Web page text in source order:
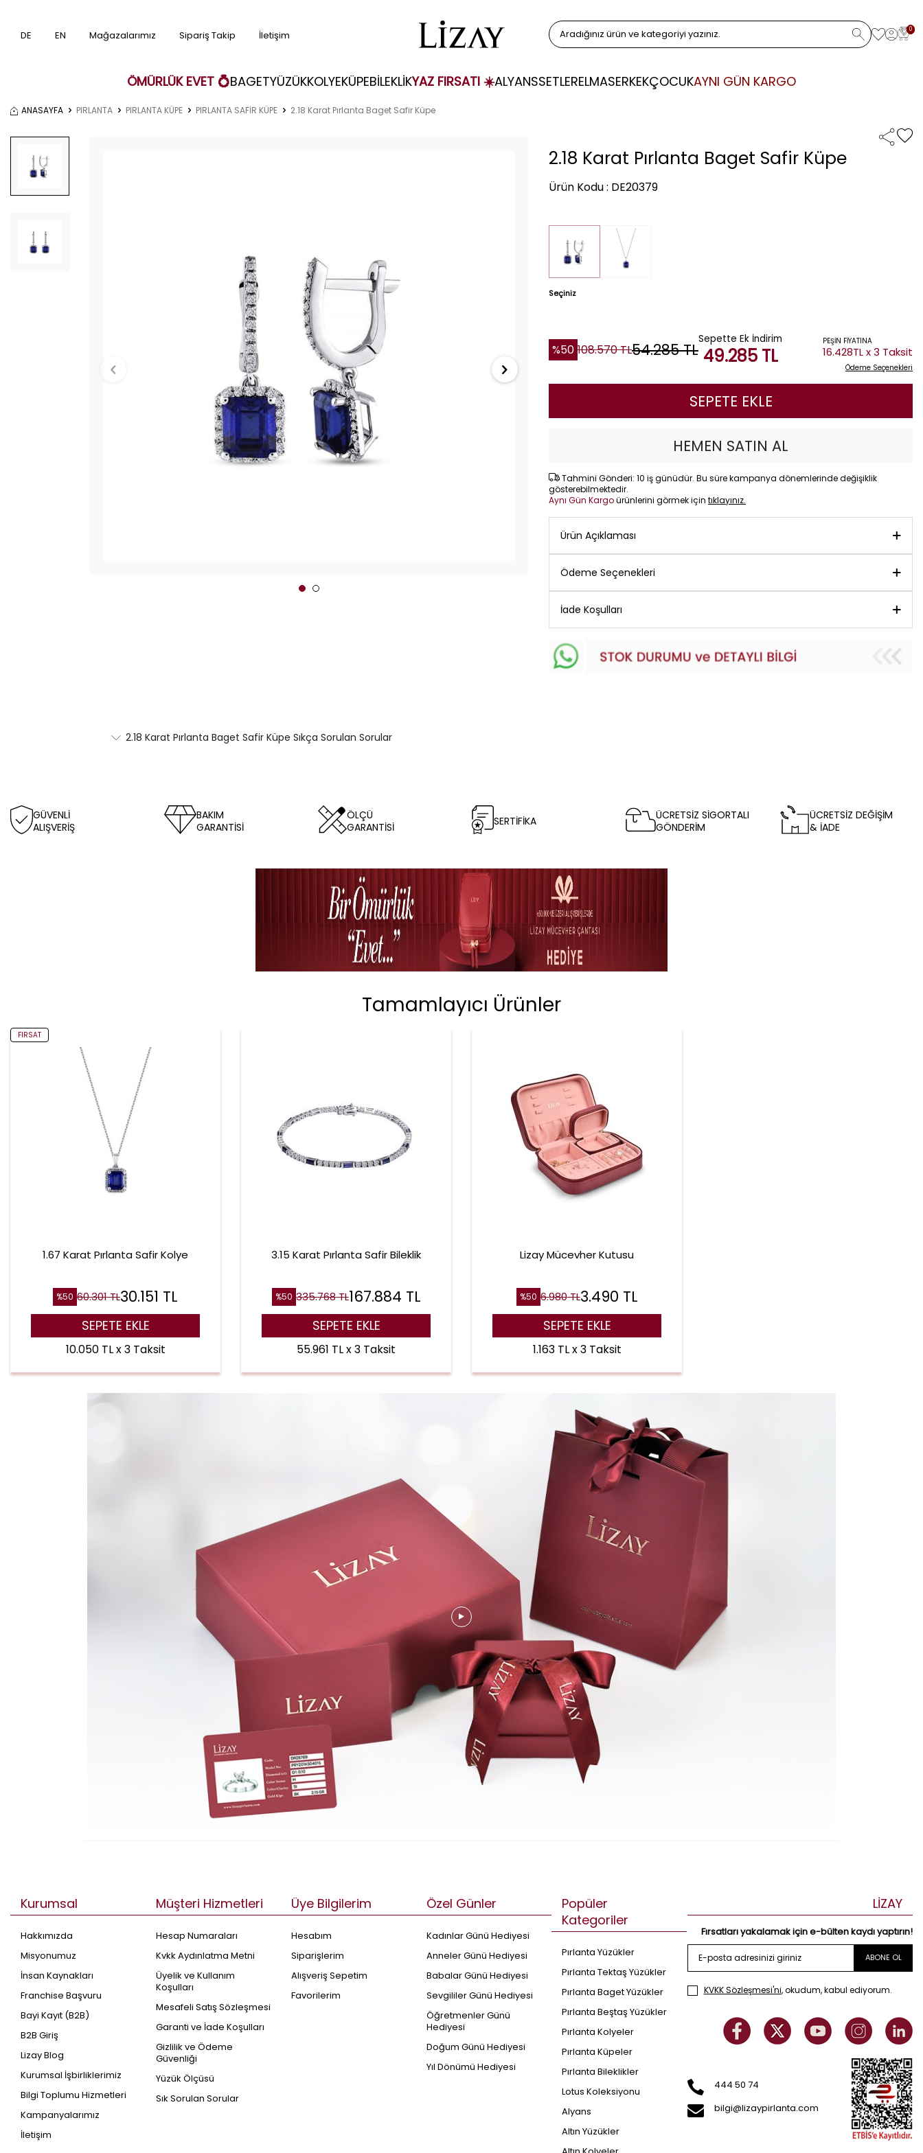
DE EN Mağazalarımız Sipariş Takip İletişim 0
ÖMÜRLÜK EVET 💍BAGETYÜZÜKKOLYEKÜPEBİLEKLİKYAZ FIRSATI ☀️ALYANSSETLERELMASERKEKÇOCUKAYNI GÜN KARGO
ANASAYFA PIRLANTA PIRLANTA KÜPE PIRLANTA SAFİR KÜPE 2.18 Karat Pırlanta Baget Safir Küpe
2.18 Karat Pırlanta Baget Safir Küpe
Ürün Kodu : DE20379
Seçiniz
%50 108.570TL54.285TL
Sepette Ek İndirim
49.285TL
PEŞİN FİYATINA
16.428TL x 3 Taksit
Ödeme Seçenekleri
SEPETE EKLE
HEMEN SATIN AL
Tahmini Gönderi: 10 iş günüdür. Bu süre kampanya dönemlerinde değişiklik
gösterebilmektedir.
Aynı Gün Kargoürünlerini görmek için tıklayınız.
Ürün Açıklaması
Ödeme Seçenekleri
İade Koşulları
2.18 Karat Pırlanta Baget Safir Küpe Sıkça Sorulan Sorular
GÜVENLİ
ALIŞVERİŞ
BAKIM
GARANTİSİ
ÖLÇÜ
GARANTİSİ
SERTİFİKA
ÜCRETSİZ SİGORTALI
GÖNDERİM
ÜCRETSİZ DEĞİŞİM
& İADE
Tamamlayıcı Ürünler
FIRSAT
1.67 Karat Pırlanta Safir Kolye
%50 60.301TL30.151 TL
SEPETE EKLE
10.050 TL x 3 Taksit
3.15 Karat Pırlanta Safir Bileklik
%50 335.768TL167.884 TL
SEPETE EKLE
55.961 TL x 3 Taksit
Lizay Mücevher Kutusu
%50 6.980TL3.490 TL
SEPETE EKLE
1.163 TL x 3 Taksit
Kurumsal
Hakkımızda
Misyonumuz
İnsan Kaynakları
Franchise Başvuru
Bayi Kayıt (B2B)
B2B Giriş
Lizay Blog
Kurumsal İşbirliklerimiz
Bilgi Toplumu Hizmetleri
Kampanyalarımız
İletişim
Müşteri Hizmetleri
Hesap Numaraları
Kvkk Aydınlatma Metni
Üyelik ve Kullanım
Koşulları
Mesafeli Satış Sözleşmesi
Garanti ve İade Koşulları
Gizlilik ve Ödeme
Güvenliği
Yüzük Ölçüsü
Sık Sorulan Sorular
Üye Bilgilerim
Hesabım
Siparişlerim
Alışveriş Sepetim
Favorilerim
Özel Günler
Kadınlar Günü Hediyesi
Anneler Günü Hediyesi
Babalar Günü Hediyesi
Sevgililer Günü Hediyesi
Öğretmenler Günü
Hediyesi
Doğum Günü Hediyesi
Yıl Dönümü Hediyesi
Popüler
Kategoriler
Pırlanta Yüzükler
Pırlanta Tektaş Yüzükler
Pırlanta Baget Yüzükler
Pırlanta Beştaş Yüzükler
Pırlanta Kolyeler
Pırlanta Küpeler
Pırlanta Bileklikler
Lotus Koleksiyonu
Alyans
Altın Yüzükler
LİZAY
Fırsatları yakalamak için e-bülten kaydı yaptırın!
ABONE OL
KVKK Sözleşmesi'ni, okudum, kabul ediyorum.
444 50 74
bilgi@lizaypirlanta.com